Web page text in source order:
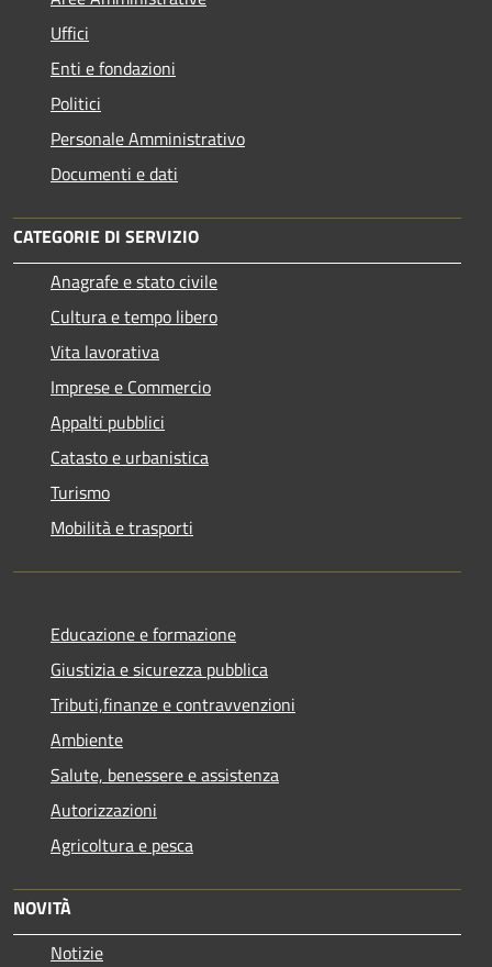
Uffici
Enti e fondazioni
Politici
Personale Amministrativo
Documenti e dati
CATEGORIE DI SERVIZIO
Anagrafe e stato civile
Cultura e tempo libero
Vita lavorativa
Imprese e Commercio
Appalti pubblici
Catasto e urbanistica
Turismo
Mobilità e trasporti
Educazione e formazione
Giustizia e sicurezza pubblica
Tributi,finanze e contravvenzioni
Ambiente
Salute, benessere e assistenza
Autorizzazioni
Agricoltura e pesca
NOVITÀ
Notizie